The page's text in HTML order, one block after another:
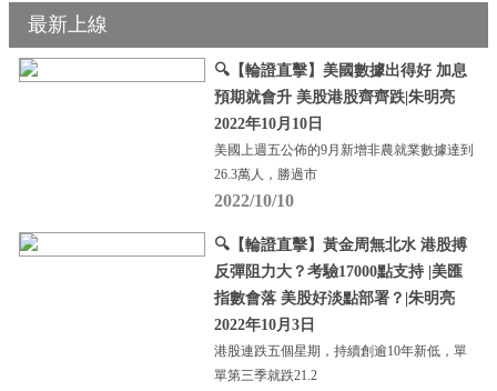
最新上線
🔍【輪證直擊】美國數據出得好 加息
預期就會升 美股港股齊齊跌|朱明亮
2022年10月10日
美國上週五公佈的9月新增非農就業數據達到
26.3萬人，勝過市
2022/10/10
🔍【輪證直擊】黃金周無北水 港股搏
反彈阻力大？考驗17000點支持 |美匯
指數會落 美股好淡點部署？|朱明亮
2022年10月3日
港股連跌五個星期，持續創逾10年新低，單
單第三季就跌21.2